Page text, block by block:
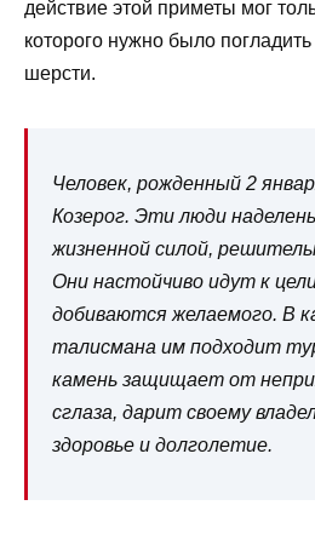
действие этой приметы мог
которого нужно было
шерсти.
Человек, рожденный 2
Козерог. Эти люди
жизненной силой,
Они настойчиво идут к
добиваются желаемого. В
талисмана им подходит
камень защищает от
сглаза, дарит своему
здоровье и долголетие.